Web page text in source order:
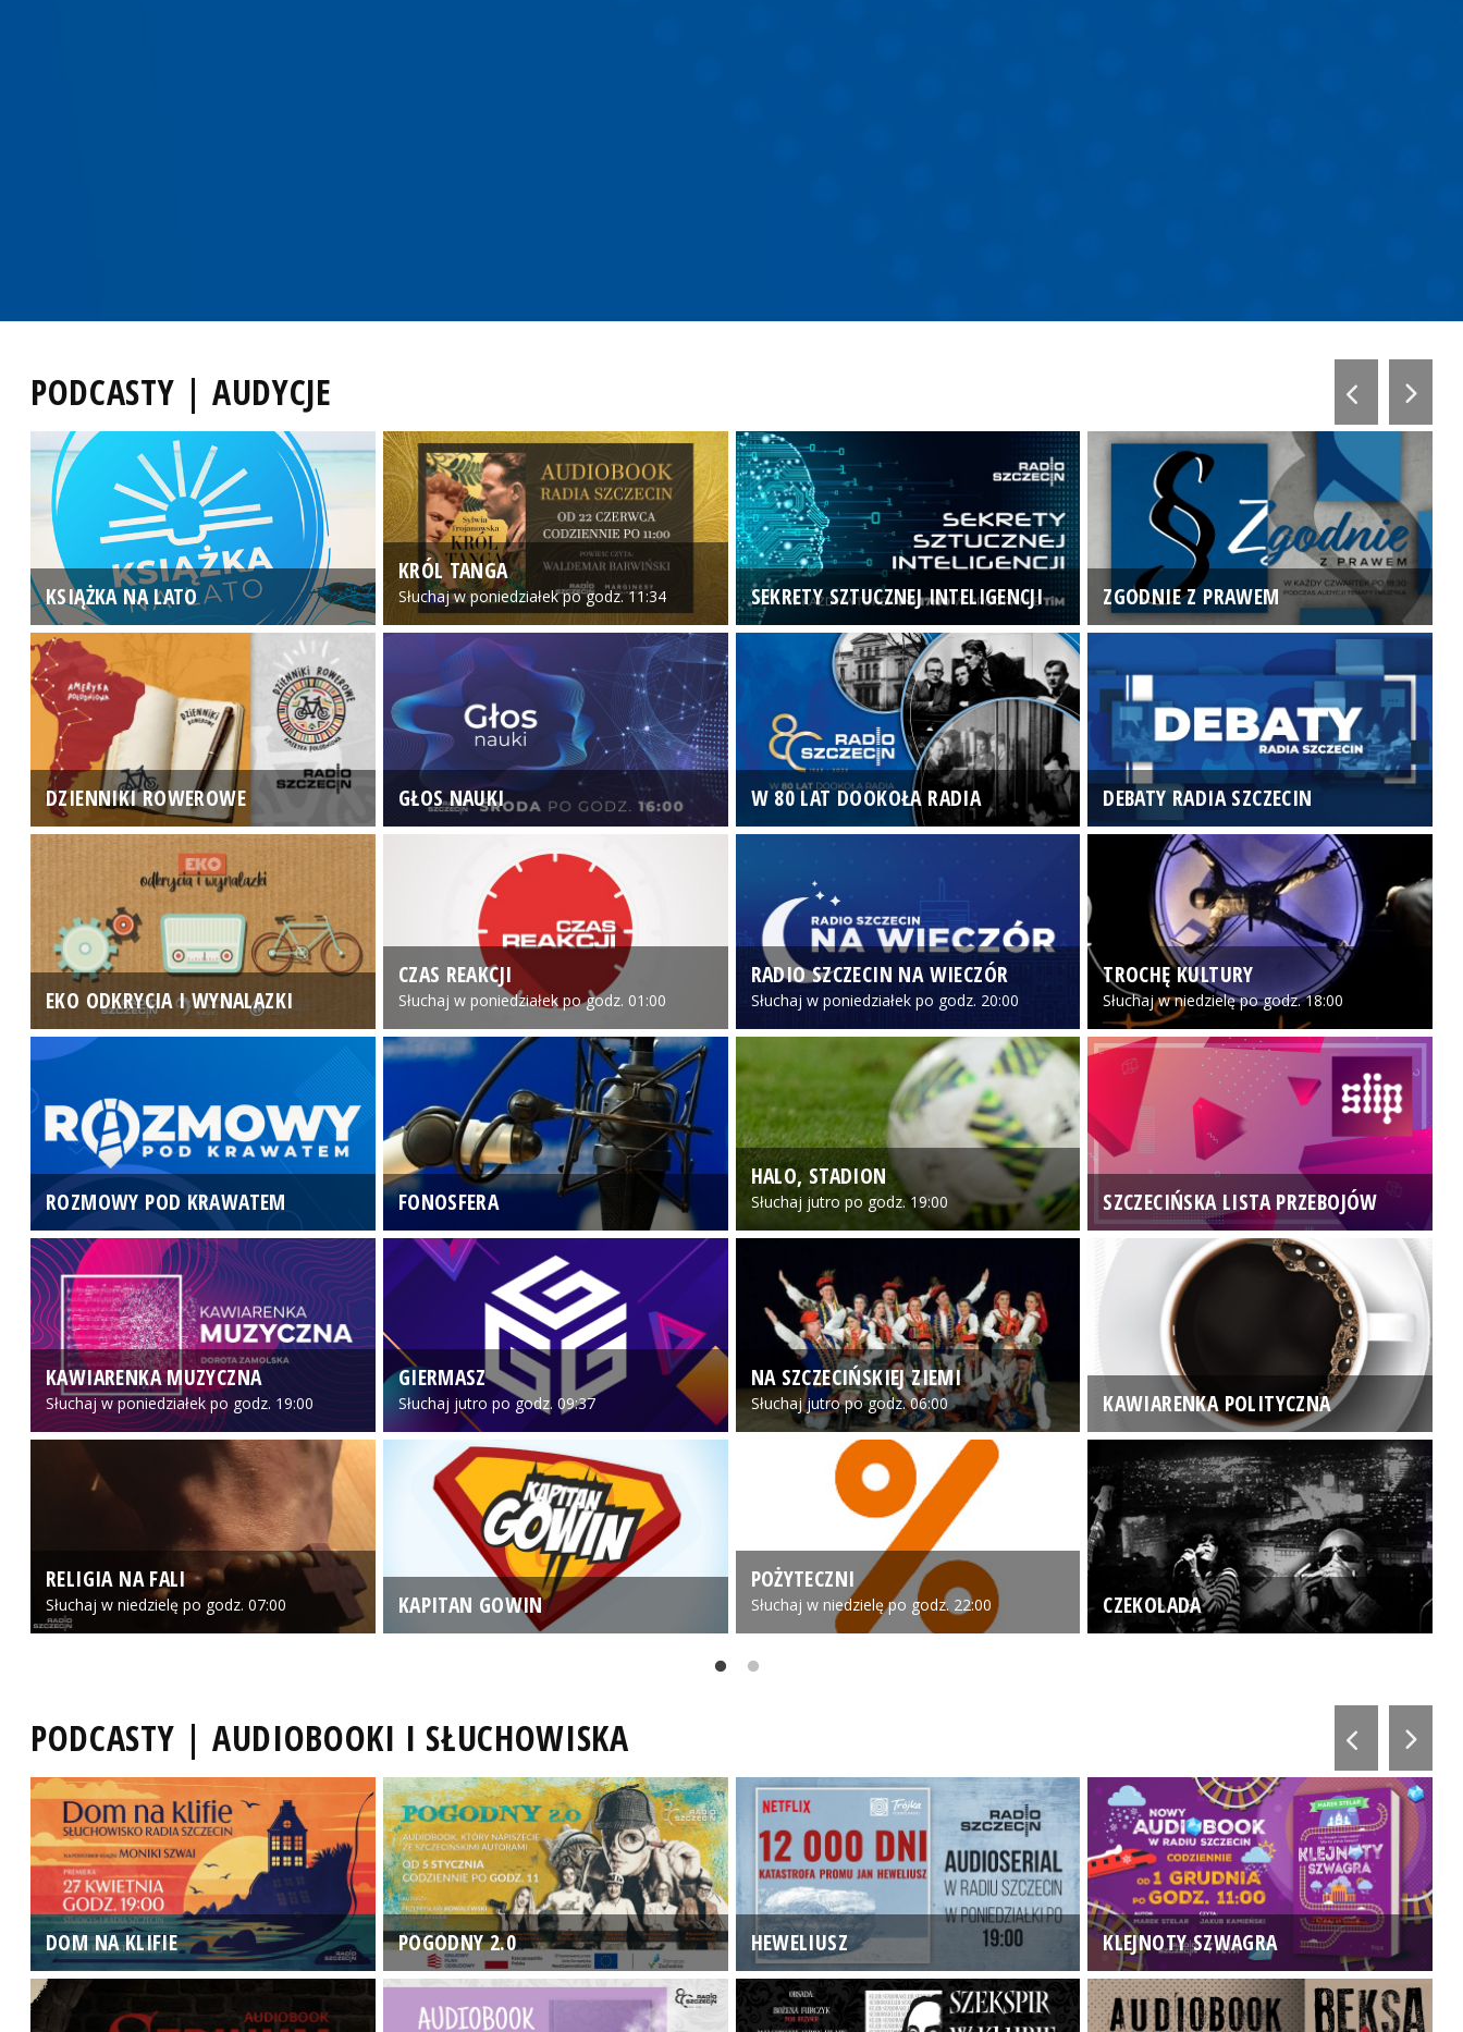
PODCASTY | AUDYCJE
KSIĄŻKA NA LATO
KRÓL TANGA
Słuchaj w poniedziałek po godz. 11:34 SEKRETY SZTUCZNEJ INTELIGENCJI ZGODNIE Z PRAWEM
DZIENNIKI ROWEROWE GŁOS NAUKI W 80 LAT DOOKOŁA RADIA DEBATY RADIA SZCZECIN
EKO ODKRYCIA I WYNALAZKI
CZAS REAKCJI
Słuchaj w poniedziałek po godz. 01:00
RADIO SZCZECIN NA WIECZÓR
Słuchaj w poniedziałek po godz. 20:00
TROCHĘ KULTURY
Słuchaj w niedzielę po godz. 18:00
ROZMOWY POD KRAWATEM FONOSFERA
HALO, STADION
Słuchaj jutro po godz. 19:00 SZCZECIŃSKA LISTA PRZEBOJÓW
KAWIARENKA MUZYCZNA
Słuchaj w poniedziałek po godz. 19:00
GIERMASZ
Słuchaj jutro po godz. 09:37
NA SZCZECIŃSKIEJ ZIEMI
Słuchaj jutro po godz. 06:00 KAWIARENKA POLITYCZNA
RELIGIA NA FALI
Słuchaj w niedzielę po godz. 07:00 KAPITAN GOWIN
POŻYTECZNI
Słuchaj w niedzielę po godz. 22:00 CZEKOLADA
PODCASTY | AUDIOBOOKI I SŁUCHOWISKA
DOM NA KLIFIE POGODNY 2.0 HEWELIUSZ KLEJNOTY SZWAGRA